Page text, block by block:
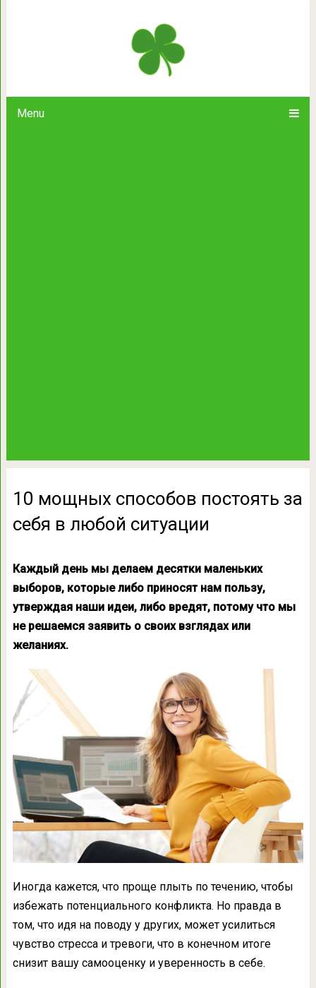
Menu
10 мощных способов постоять
10 мощных способов постоять за
себя в любой ситуации
Каждый день мы делаем десятки маленьких
выборов, которые либо приносят нам пользу,
утверждая наши идеи, либо вредят, потому что мы
не решаемся заявить о своих взглядах или
желаниях.
Иногда кажется, что проще плыть по течению, чтобы
избежать потенциального конфликта. Но правда в
том, что идя на поводу у других, может усилиться
чувство стресса и тревоги, что в конечном итоге
снизит вашу самооценку и уверенность в себе.